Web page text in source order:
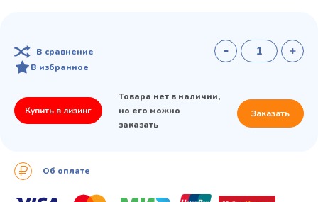
В сравнение
В избранное
Купить в лизинг
Товара нет в наличии,
но его можно
заказать
Заказать
Об оплате